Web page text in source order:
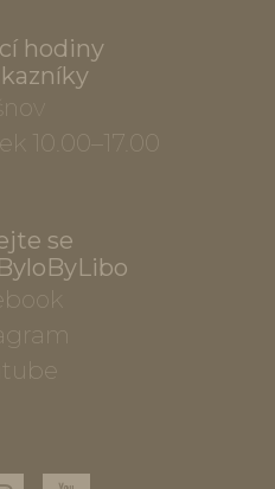
hodiny
10.00–17.00
se